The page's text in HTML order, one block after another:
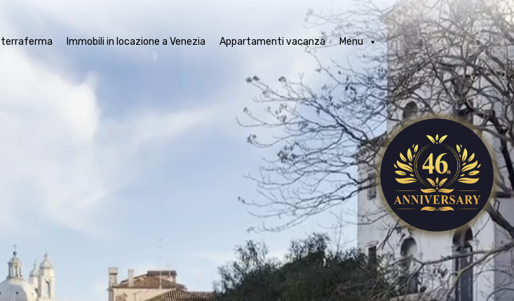
Immobili in locazione a Venezia Appartamenti vacanza
Menu
terraferma Immobili in locazione a Venezia Appartamenti vacanza Menu